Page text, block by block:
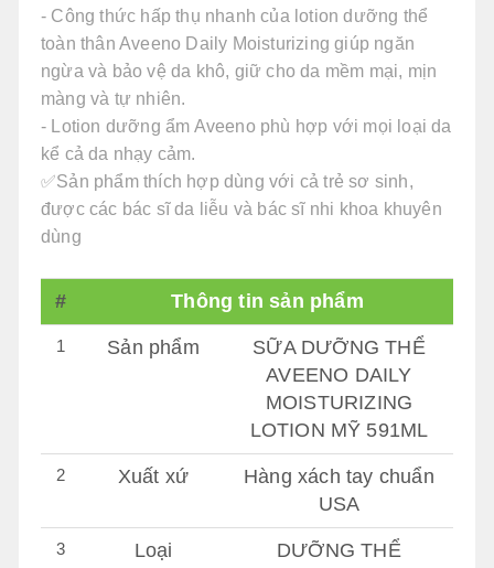
- Công thức hấp thụ nhanh của lotion dưỡng thể
toàn thân Aveeno Daily Moisturizing giúp ngăn
ngừa và bảo vệ da khô, giữ cho da mềm mại, mịn
màng và tự nhiên.
- Lotion dưỡng ẩm Aveeno phù hợp với mọi loại da
kể cả da nhạy cảm.
✅Sản phẩm thích hợp dùng với cả trẻ sơ sinh,
được các bác sĩ da liễu và bác sĩ nhi khoa khuyên
dùng
# Thông tin sản phẩm
1 Sản phẩm
SỮA DƯỠNG THỂ
AVEENO DAILY
MOISTURIZING
LOTION MỸ 591ML
2 Xuất xứ
Hàng xách tay chuẩn
USA
3 Loại DƯỠNG THỂ